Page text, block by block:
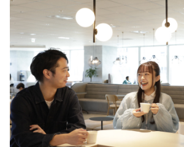
イベント・セミナー
インタビュー
就活成功ガイド
リファレンス
プラン
個人向けプラン
法人向けプラン
再チャレンジ結果一覧
paiza times
note